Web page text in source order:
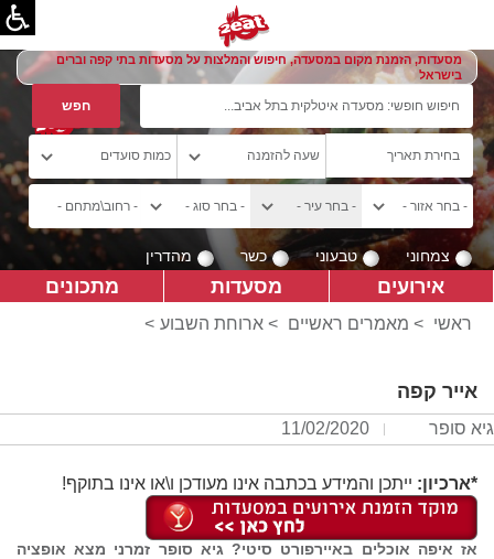
מסעדות, הזמנת מקום במסעדה, חיפוש והמלצות על מסעדות בתי קפה וברים
בישראל
צמחוני טבעוני כשר מהדרין
אירועים מסעדות מתכונים
ראשי > מאמרים ראשיים > ארוחת השבוע >
אייר קפה
גיא סופר 11/02/2020
*ארכיון: ייתכן והמידע בכתבה אינו מעודכן ו\או אינו בתוקף!
אז איפה אוכלים באיירפורט סיטי? גיא סופר זמרני מצא אופציה